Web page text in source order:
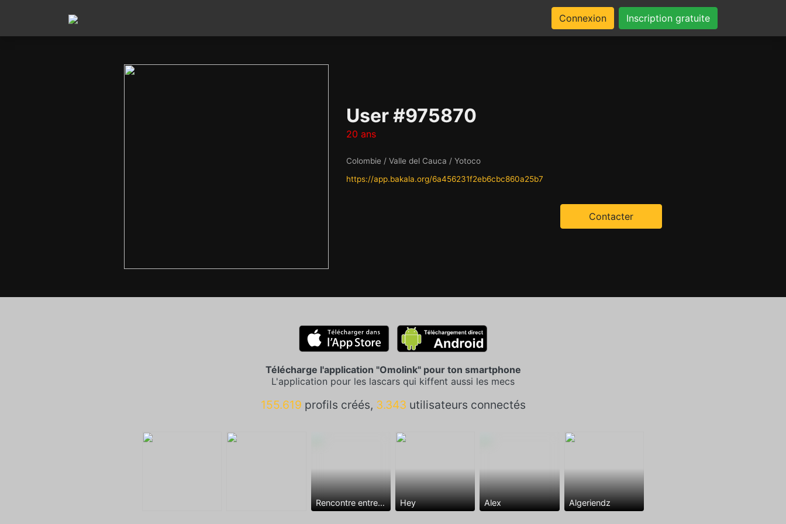
Connexion Inscription gratuite
User #975870
20 ans
Colombie / Valle del Cauca / Yotoco
https://app.bakala.org/6a456231f2eb6cbc860a25b7
Contacter
Télécharge l'application "Omolink" pour ton smartphone
L'application pour les lascars qui kiffent aussi les mecs
155.619 profils créés, 3.343 utilisateurs connectés
Rencontre entre mecs Hey Alex Algeriendz